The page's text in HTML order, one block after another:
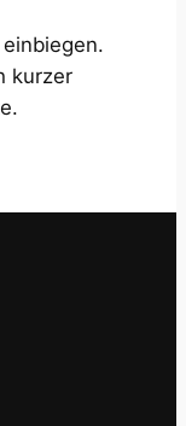
kurzer